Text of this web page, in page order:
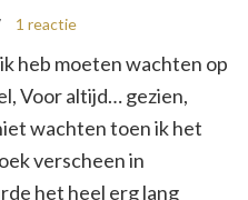
1 reactie
heb moeten wachten op
Voor altijd… gezien,
wachten toen ik het
verscheen in
het heel erg lang